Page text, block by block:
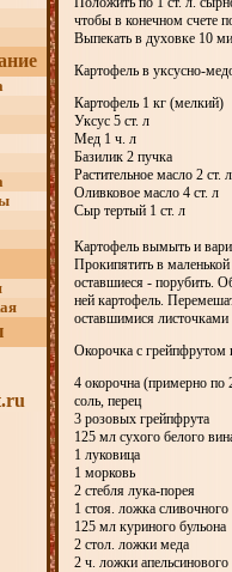
чтобы в конечном счете
Выпекать в духовке 10
Картофель в уксусно-
Картофель 1 кг (мелкий)
Уксус 5 ст. л
Мед 1 ч. л
Базилик 2 пучка
Растительное масло 2 ст. л
Оливковое масло 4 ст. л
Сыр тертый 1 ст. л
Картофель вымыть и
Прокипятить в
оставшиеся - порубить.
ней картофель.
оставшимися листочками
Окорочка с грейпфрутом
4 окорочна (примерно по
соль, перец
3 розовых грейпфрута
125 мл сухого белого
1 луковица
1 морковь
2 стебля лука-порея
1 стоя. ложка сливочного
125 мл куриного бульона
2 стол. ложки меда
2 ч. ложки апельсинового